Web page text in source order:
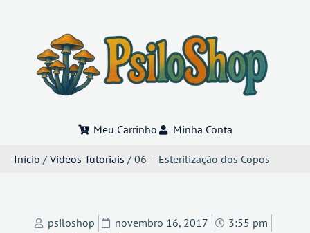
Meu Carrinho Minha Conta
Início / Videos Tutoriais / 06 – Esterilização dos Copos
psiloshop novembro 16, 2017
3:55 pm